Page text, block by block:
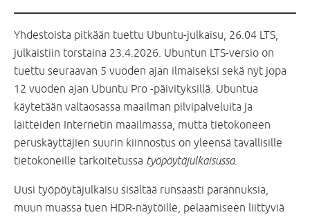
Yhdestoista pitkään tuettu Ubuntu-julkaisu, 26.04 LTS,
julkaistiin torstaina 23.4.2026. Ubuntun LTS-versio on
tuettu seuraavan 5 vuoden ajan ilmaiseksi sekä nyt jopa
12 vuoden ajan Ubuntu Pro -päivityksillä. Ubuntua
käytetään valtaosassa maailman pilvipalveluita ja
laitteiden Internetin maailmassa, mutta tietokoneen
peruskäyttäjien suurin kiinnostus on yleensä tavallisille
tietokoneille tarkoitetussa työpöytäjulkaisussa.
Uusi työpöytäjulkaisu sisältää runsaasti parannuksia,
muun muassa tuen HDR-näytöille, pelaamiseen liittyviä